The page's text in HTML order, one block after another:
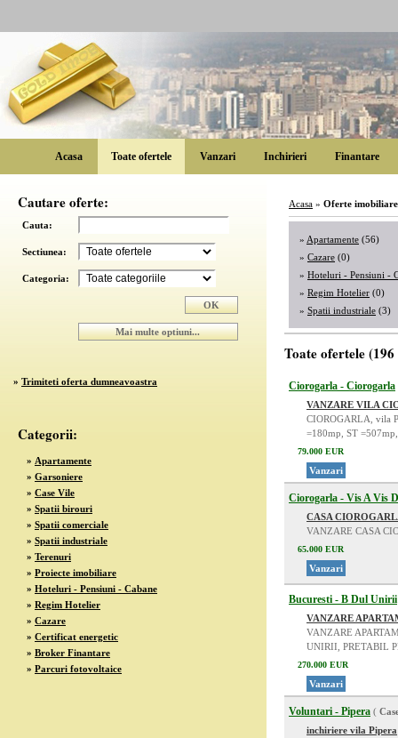
Acasa Toate ofertele Vanzari Inchirieri Finantare
Cautare oferte:
Cauta:
Sectiunea:
Categoria:
» Trimiteti oferta dumneavoastra
Categorii:
» Apartamente
» Garsoniere
» Case Vile
» Spatii birouri
» Spatii comerciale
» Spatii industriale
» Terenuri
» Proiecte imobiliare
» Hoteluri - Pensiuni - Cabane
» Regim Hotelier
» Cazare
» Certificat energetic
» Broker Finantare
» Parcuri fotovoltaice
Acasa » Oferte imobiliare
» Apartamente (56)
» Cazare (0)
» Hoteluri - Pensiuni -
» Regim Hotelier (0)
» Spatii industriale (3)
Toate ofertele
Ciorogarla - Ciorogarla
VANZARE VILA
CIOROGARLA, vila
=180mp, ST
79.000 EUR
Vanzari
Ciorogarla - Vis A Vis
CASA
VANZARE CASA
65.000 EUR
Vanzari
Bucuresti - B Dul Unirii
VANZARE
VANZARE
UNIRII, PRETABIL
270.000 EUR
Vanzari
Voluntari - Pipera (
inchiriere vila Pipera